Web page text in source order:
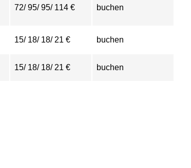
72/ 95/ 95/ 114 € buchen
15/ 18/ 18/ 21 € buchen
15/ 18/ 18/ 21 € buchen